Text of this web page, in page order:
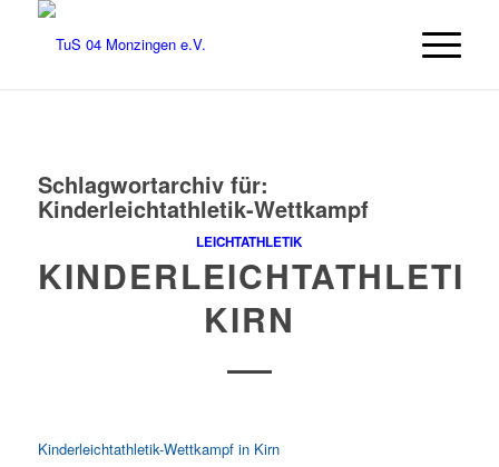
Schlagwortarchiv für:
Kinderleichtathletik-Wettkampf
LEICHTATHLETIK
KINDERLEICHTATHLETIK
KIRN
Kinderleichtathletik-Wettkampf in Kirn